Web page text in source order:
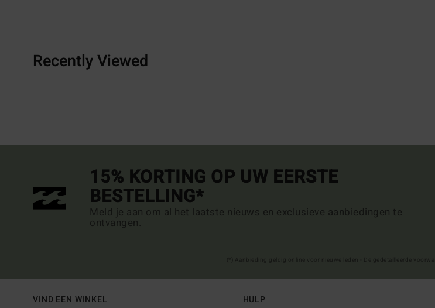
Recently Viewed
15% KORTING OP UW EERSTE
BESTELLING*
Meld je aan om al het laatste nieuws en exclusieve aanbiedingen te
ontvangen.
VIND EEN WINKEL HULP